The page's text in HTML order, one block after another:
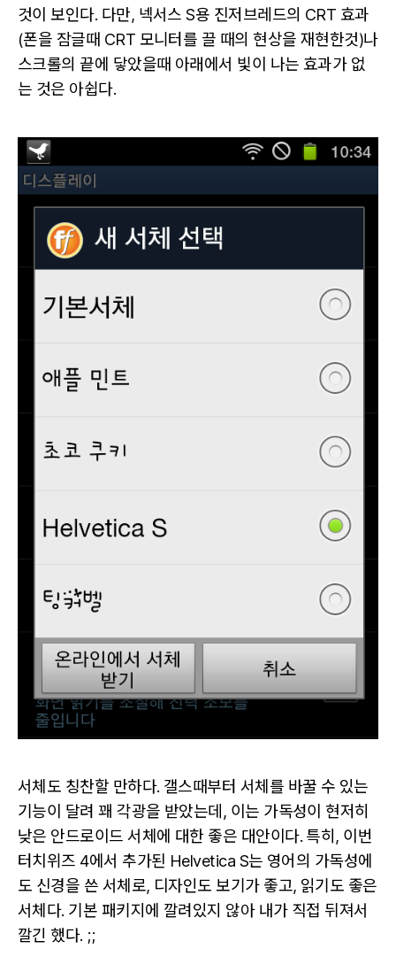
것이 보인다. 다만, 넥서스 S용 진저브레드의 CRT 효과
(폰을 잠글때 CRT 모니터를 끌 때의 현상을 재현한것)나
스크롤의 끝에 닿았을때 아래에서 빛이 나는 효과가 없
는 것은 아쉽다.
서체도 칭찬할 만하다. 갤스때부터 서체를 바꿀 수 있는
기능이 달려 꽤 각광을 받았는데, 이는 가독성이 현저히
낮은 안드로이드 서체에 대한 좋은 대안이다. 특히, 이번
터치위즈 4에서 추가된 Helvetica S는 영어의 가독성에
도 신경을 쓴 서체로, 디자인도 보기가 좋고, 읽기도 좋은
서체다. 기본 패키지에 깔려있지 않아 내가 직접 뒤져서
깔긴 했다. ;;